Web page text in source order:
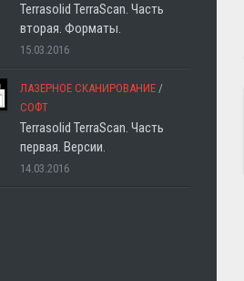
Terrasolid TerraScan. Часть
вторая. Форматы.
15.03.2016
ЛАЗЕРНОЕ СКАНИРОВАНИЕ /
СОФТ
Terrasolid TerraScan. Часть
первая. Версии.
14.03.2016